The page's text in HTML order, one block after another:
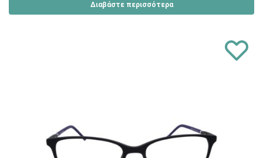
Διαβάστε περισσότερα